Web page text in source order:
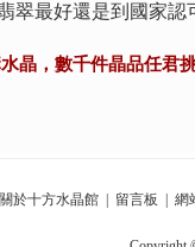
好還是到國家認
晶，數千件晶品任君
關於十方水晶館 留言板 網